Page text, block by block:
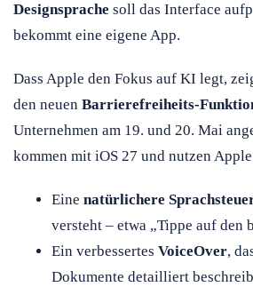
Designsprache soll das Interface
bekommt eine eigene App.
Dass Apple den Fokus auf KI legt,
den neuen Barrierefreiheits-
Unternehmen am 19. und 20. Mai
kommen mit iOS 27 und nutzen
Eine natürlichere
versteht – etwa „Tippe auf den
Ein verbessertes VoiceOver,
Dokumente detailliert